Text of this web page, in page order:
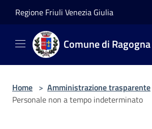
Regione Friuli Venezia Giulia
Comune di Ragogna
Home > Amministrazione trasparente
Personale non a tempo indeterminato